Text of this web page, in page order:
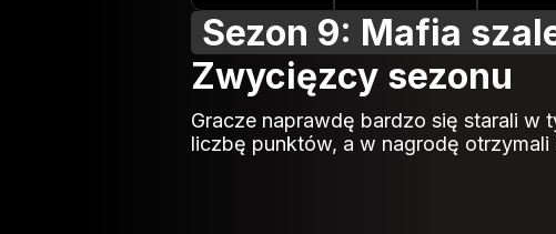
Sezon 9: Mafia
Zwycięzcy sezonu
Gracze naprawdę bardzo się starali w
liczbę punktów, a w nagrodę otrzymali